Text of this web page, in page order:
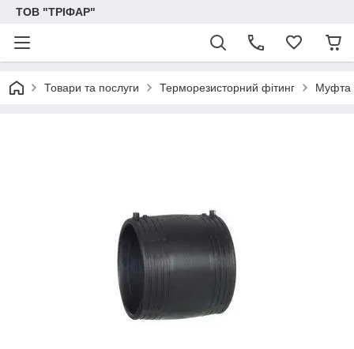
ТОВ "ТРІФАР"
Товари та послуги Терморезисторний фітинг Муфта